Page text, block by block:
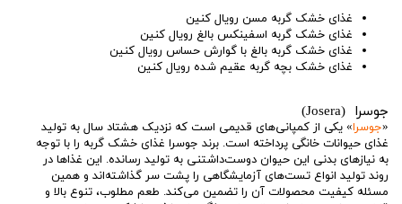
غذای خشک گربه مسن رویال کنین
غذای خشک گربه اسفینکس بالغ رویال کنین
غذای خشک گربه بالغ با گوارش حساس رویال کنین
غذای خشک بچه گربه عقیم شده رویال کنین
جوسرا (Josera)
«جوسرا» یکی از کمپانی‌های قدیمی است که نزدیک هشتاد سال به تولید
غذای حیوانات خانگی پرداخته است. برند جوسرا غذای خشک گربه را با توجه
به نیازهای بدنی این حیوان دوست‌داشتنی به تولید رسانده. این غذاها در
روند تولید انواع تست‌های آزمایشگاهی را پشت سر گذاشته‌اند و همین
مسئله کیفیت محصولات آن را تضمین می‌کند. طعم مطلوب، تنوع بالا و